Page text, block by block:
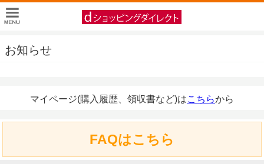
お知らせ
マイページ(購入履歴、領収書など)はこちらから
FAQはこちら